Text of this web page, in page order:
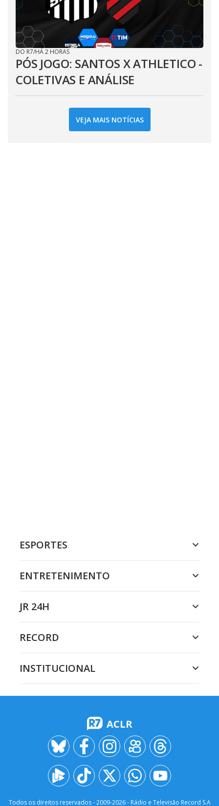
DO R7/HÁ 2 HORAS
PÓS JOGO: SANTOS X ATHLETICO -
COLETIVAS E ANÁLISE
VEJA MAIS NOTÍCIAS
ESPORTES
ENTRETENIMENTO
JR 24H
RECORD
INSTITUCIONAL
ACLR
Todos os direitos reservados - 2009-2026- Rádio e Televisão Record S.A